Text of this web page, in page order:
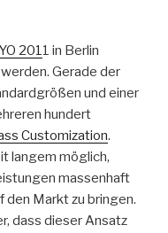
2011 in Berlin
Gerade der
und einer
hundert
Customization.
langem möglich,
massenhaft
den Markt zu bringen.
dass dieser Ansatz